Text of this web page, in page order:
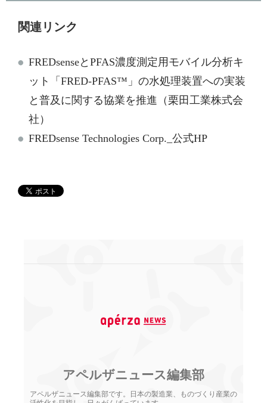
関連リンク
FREDsenseとPFAS濃度測定用モバイル分析キ
ット「FRED-PFAS™」の水処理装置への実装
と普及に関する協業を推進（栗田工業株式会
社）
FREDsense Technologies Corp._公式HP
アペルザニュース編集部
アペルザニュース編集部です。日本の製造業、ものづくり産業の